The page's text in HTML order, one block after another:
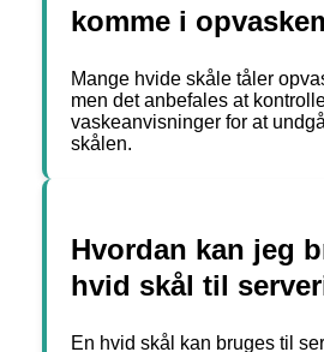
komme i
Mange hvide skåle tåler
men det anbefales at
vaskeanvisninger for at
skålen.
Hvordan kan jeg
hvid skål til
En hvid skål kan bruges til